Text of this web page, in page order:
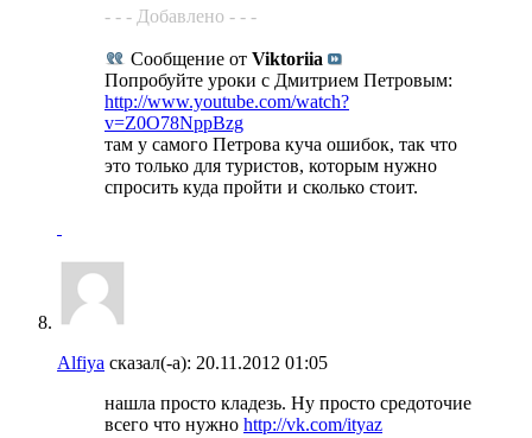
- - - Добавлено - - -
Сообщение от Viktoriia
Попробуйте уроки с Дмитрием Петровым:
http://www.youtube.com/watch?
v=Z0O78NppBzg
там у самого Петрова куча ошибок, так что
это только для туристов, которым нужно
спросить куда пройти и сколько стоит.
Alfiya сказал(-а): 20.11.2012 01:05
нашла просто кладезь. Ну просто средоточие
всего что нужно http://vk.com/ityaz